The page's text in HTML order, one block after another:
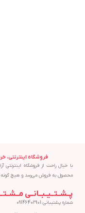
فروشگاه اینترنتی،
با خیال راحت از فروشگاه
محصول به فروش می‌رسد و هیچ گونه
پــشــتــیــبــانــی
شماره پشتیبانی:09146402901